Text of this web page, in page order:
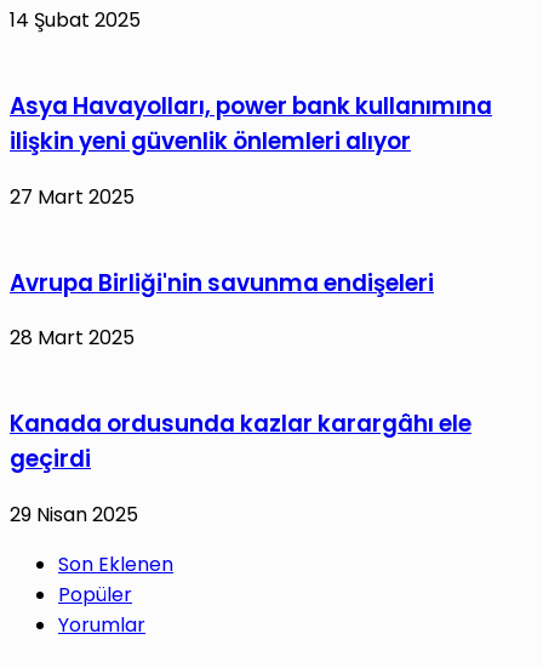
14 Şubat 2025
Asya Havayolları, power bank kullanımına
ilişkin yeni güvenlik önlemleri alıyor
27 Mart 2025
Avrupa Birliği'nin savunma endişeleri
28 Mart 2025
Kanada ordusunda kazlar karargâhı ele
geçirdi
29 Nisan 2025
Son Eklenen
Popüler
Yorumlar